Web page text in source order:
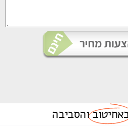
והסביבה